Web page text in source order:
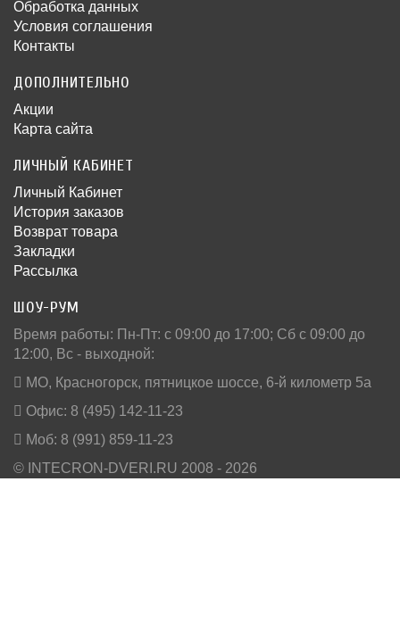
Обработка данных
Условия соглашения
Контакты
ДОПОЛНИТЕЛЬНО
Акции
Карта сайта
ЛИЧНЫЙ КАБИНЕТ
Личный Кабинет
История заказов
Возврат товара
Закладки
Рассылка
ШОУ-РУМ
Время работы: Пн-Пт: c 09:00 до 17:00; Сб с 09:00 до
12:00, Вс - выходной:
МО, Красногорск, пятницкое шоссе, 6-й километр 5а
Офис: 8 (495) 142-11-23
Моб: 8 (991) 859-11-23
© INTECRON-DVERI.RU 2008 - 2026